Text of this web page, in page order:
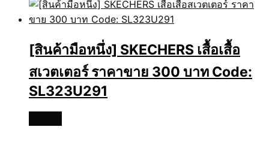
[สินค้ามือหนึ่ง] SKECHERS เสื้อเสื้อ
สเวตเตอร์ ราคาขาย 300 บาท Code:
SL323U291